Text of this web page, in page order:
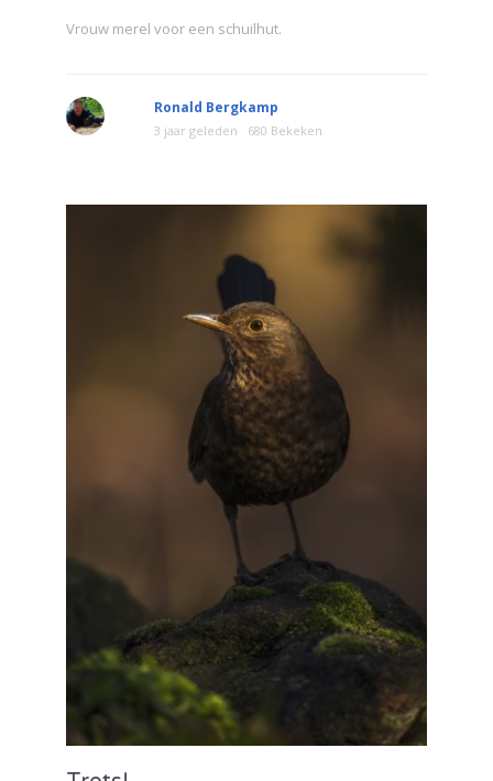
Vrouw merel voor een schuilhut.
Ronald Bergkamp
3 jaar geleden 680 Bekeken